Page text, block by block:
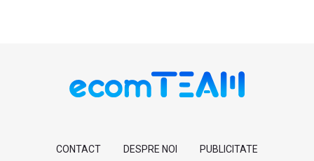
CONTACT DESPRE NOI PUBLICITATE